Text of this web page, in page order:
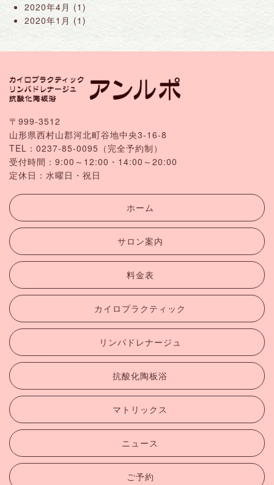
2020年4月 (1)
2020年1月 (1)
〒999-3512
山形県西村山郡河北町谷地中央3-16-8
TEL： 0237-85-0095 （完全予約制）
受付時間：9:00～12:00・14:00～20:00
定休日：水曜日・祝日
ホーム
サロン案内
料金表
カイロプラクティック
リンパドレナージュ
抗酸化陶板浴
マトリックス
ニュース
ご予約